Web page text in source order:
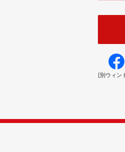
[別ウィン